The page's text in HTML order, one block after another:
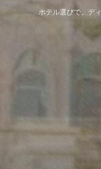
ホテル選びで、デ
ホテル選びで、デ
ホテル選びで、デ